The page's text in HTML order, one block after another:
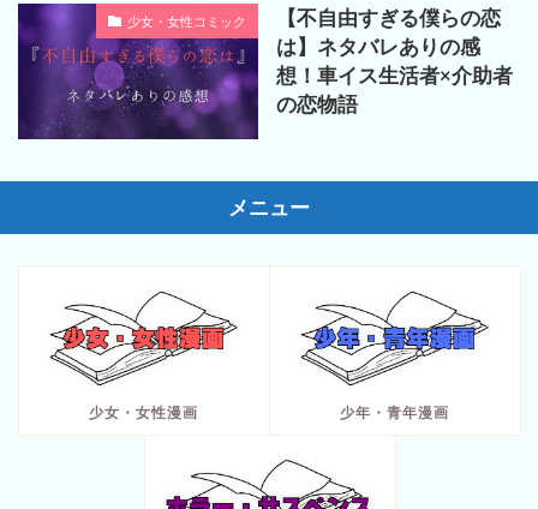
少女・女性コミック
【不自由すぎる僕らの恋
は】ネタバレありの感
想！車イス生活者×介助者
の恋物語
メニュー
少女・女性漫画 少年・青年漫画